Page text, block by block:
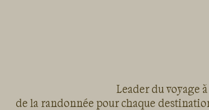
Leader du voyage
de la randonnée pour chaque